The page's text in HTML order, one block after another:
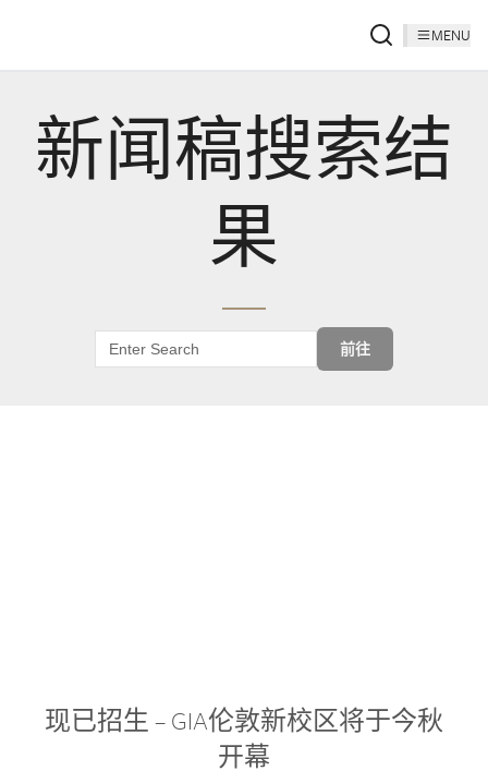
MENU
新闻稿搜索结
果
前往
现已招生 – GIA伦敦新校区将于今秋
开幕